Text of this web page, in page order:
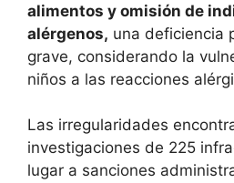
alimentos y omisión de
alérgenos, una deficiencia
grave, considerando la
niños a las reacciones
Las irregularidades
investigaciones de 225
lugar a sanciones